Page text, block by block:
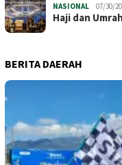
NASIONAL 07/30/
Haji dan
BERITA DAERAH